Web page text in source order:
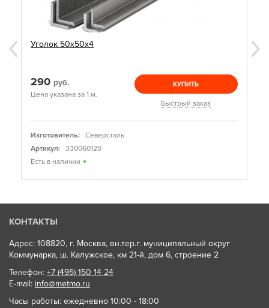
Уголок 50х50х4
290 руб.
Цена указана за 1 м.
КУПИТЬ
Быстрый заказ
Изготовитель:
Северсталь
Артикул:
330060120
Есть в наличии
КОНТАКТЫ
Адрес: 108820, г. Москва, вн.тер.г. муниципальный округ
Коммунарка, ш. Калужское, км 21-й, дом 6, строение 2
Телефон: +7 (495) 150 14 24
E-mail: info@metmo.ru
Часы работы: ежедневно 10:00 - 18:00